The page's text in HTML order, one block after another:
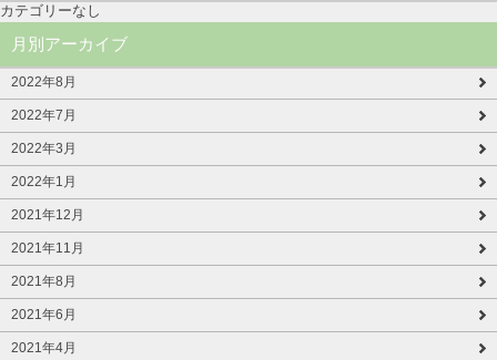
カテゴリーなし
月別アーカイブ
2022年8月
2022年7月
2022年3月
2022年1月
2021年12月
2021年11月
2021年8月
2021年6月
2021年4月